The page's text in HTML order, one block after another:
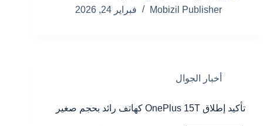
Mobizil Publisher
فبراير 24, 2026
أخبار الجوال
تأكيد إطلاق OnePlus 15T كهاتف رائد بحجم صغير